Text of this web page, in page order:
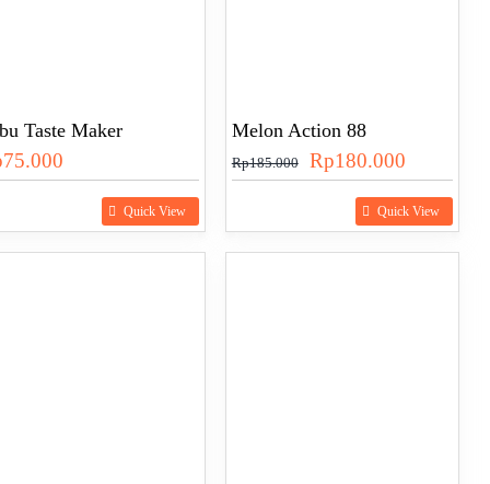
Taste Maker
75.000
Quick View
Melon Action 88
Rp185.000
Harga
aslinya
adalah:
Rp180.000Harga
saat
ini
Quick View